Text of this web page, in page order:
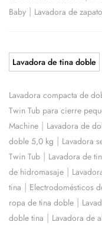
Baby | Lavadora de
Lavadora de tina doble
Lavadora compacta de
Twin Tub para cierre
Machine | Lavadora de
doble 5,0 kg | Lavadora
Twin Tub | Lavadora de
de hidromasaje |
tina | Electrodomésticos
ropa de tina doble |
doble tina | Lavadora de